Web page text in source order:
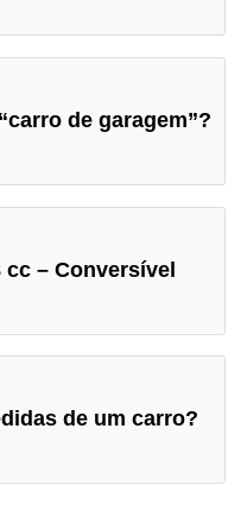
de garagem”?
cc – Conversível
de um carro?